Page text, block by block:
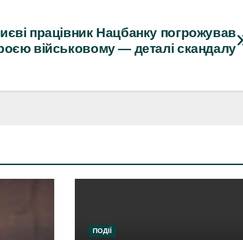
працівник Нацбанку погрожував
військовому — деталі скандалу
ПОДІЇ